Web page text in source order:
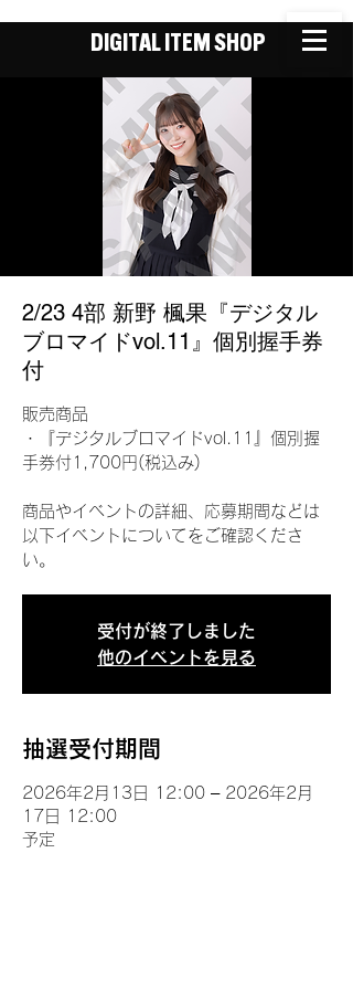
DIGITAL ITEM SHOP
2/23 4部 新野 楓果『デジタル
ブロマイドvol.11』個別握手券
付
販売商品
・『デジタルブロマイドvol.11』個別握
手券付1,700円(税込み)
商品やイベントの詳細、応募期間などは
以下イベントについてをご確認くださ
い。
受付が終了しました
他のイベントを見る
抽選受付期間
2026年2月13日 12:00 – 2026年2月
17日 12:00
予定